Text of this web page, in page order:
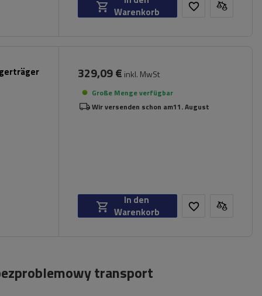
Warenkorb
329,09 € inkl. MwSt
Große Menge verfügbar
Wir versenden schon am11. August
In den
Warenkorb
transport